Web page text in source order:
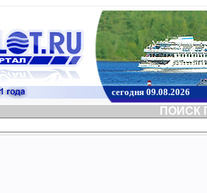
сегодня 09.08.2026
ПОИСК